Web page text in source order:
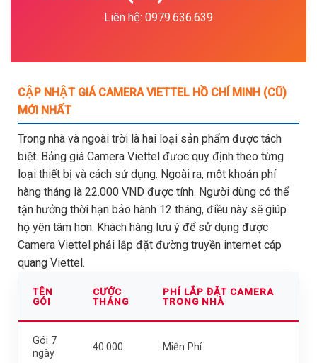
Liên hệ: 0979.636.639
CẬP NHẬT GIÁ CAMERA VIETTEL HỒ CHÍ MINH (CŨ)
MỚI NHẤT
Trong nhà và ngoài trời là hai loại sản phẩm được tách
biệt. Bảng giá Camera Viettel được quy định theo từng
loại thiết bị và cách sử dụng. Ngoài ra, một khoản phí
hàng tháng là 22.000 VND được tính. Người dùng có thể
tận hưởng thời hạn bảo hành 12 tháng, điều này sẽ giúp
họ yên tâm hơn. Khách hàng lưu ý để sử dụng được
Camera Viettel phải lắp đặt đường truyền internet cáp
quang Viettel.
TÊN
GÓI
CƯỚC
THÁNG
PHÍ LẮP ĐẶT CAMERA
TRONG NHÀ
Gói 7
ngày
40.000 Miễn Phí